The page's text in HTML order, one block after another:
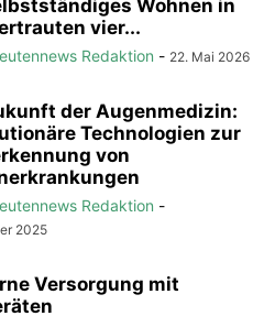
Wohnen in
vier...
Redaktion - 22. Mai 2026
der Augenmedizin:
Technologien zur
von
Redaktion -
2025
Versorgung mit